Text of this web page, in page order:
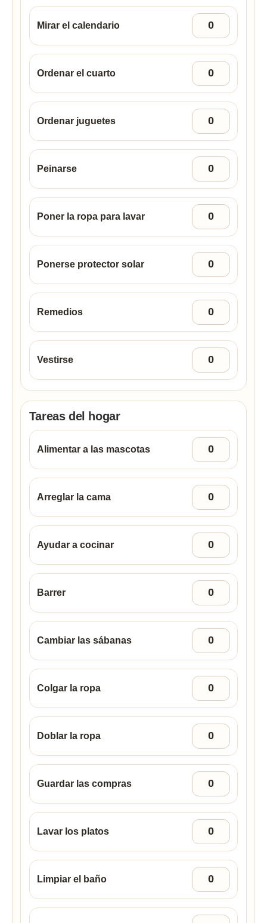
Mirar el calendario
Ordenar el cuarto
Ordenar juguetes
Peinarse
Poner la ropa para lavar
Ponerse protector solar
Remedios
Vestirse
Tareas del hogar
Alimentar a las mascotas
Arreglar la cama
Ayudar a cocinar
Barrer
Cambiar las sábanas
Colgar la ropa
Doblar la ropa
Guardar las compras
Lavar los platos
Limpiar el baño